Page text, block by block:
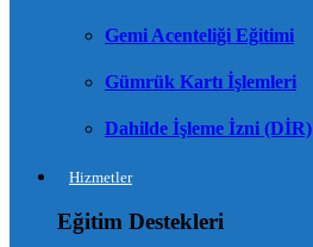
Gemi Acenteliği Eğitimi
Gümrük Kartı İşlemleri
Dahilde İşleme İzni (DİR)
Hizmetler
Eğitim Destekleri